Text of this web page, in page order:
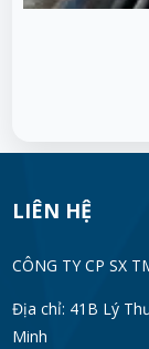
LIÊN HỆ
CÔNG TY CP SX
Địa chỉ: 41B Lý
Minh